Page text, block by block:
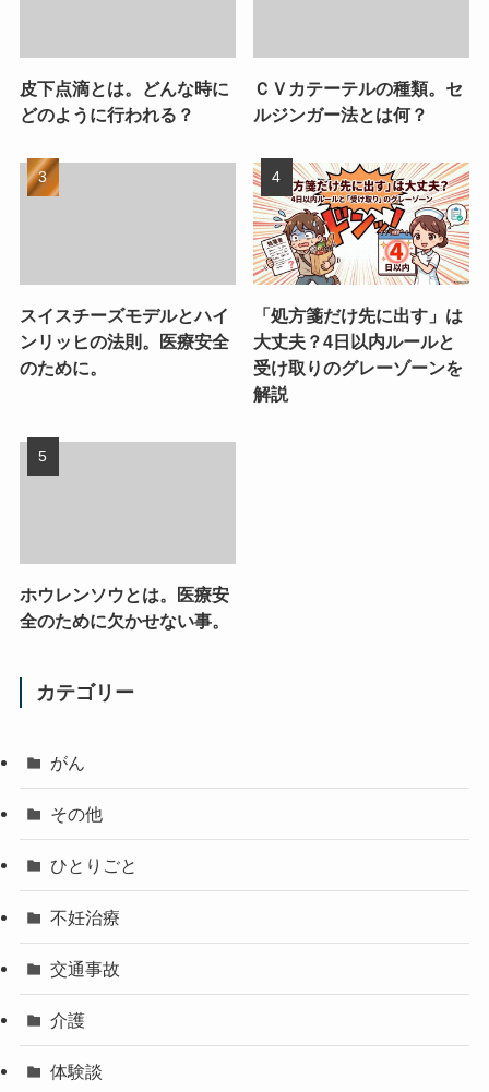
皮下点滴とは。どんな時に
どのように行われる？
ＣＶカテーテルの種類。セ
ルジンガー法とは何？
スイスチーズモデルとハイ
ンリッヒの法則。医療安全
のために。
「処方箋だけ先に出す」は
大丈夫？4日以内ルールと
受け取りのグレーゾーンを
解説
ホウレンソウとは。医療安
全のために欠かせない事。
カテゴリー
がん
その他
ひとりごと
不妊治療
交通事故
介護
体験談